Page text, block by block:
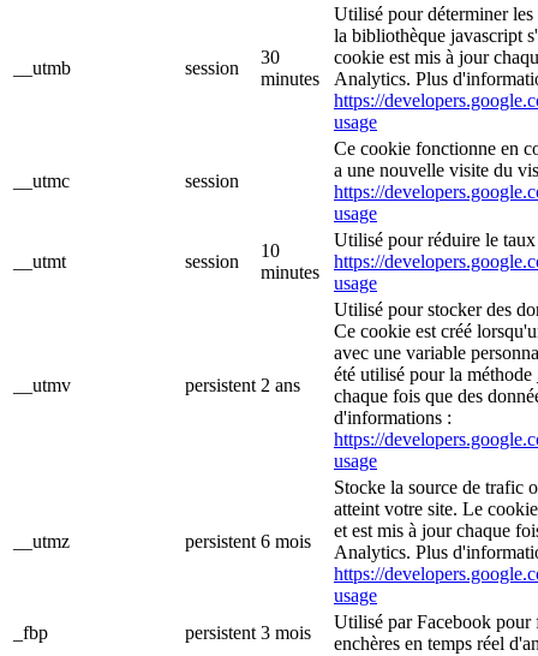
__utmb session
30
minutes
Utilisé pour déterminer les
la bibliothèque javascript
cookie est mis à jour
Analytics. Plus
https://
usage
__utmc session
Ce cookie fonctionne en
a une nouvelle visite du
https://
usage
__utmt session
10
minutes
Utilisé pour réduire le
https://
usage
__utmv persistent 2 ans
Utilisé pour stocker des
Ce cookie est créé
avec une variable
été utilisé pour la
chaque fois que des
d'informations :
https://
usage
__utmz persistent 6 mois
Stocke la source de trafic
atteint votre site. Le
et est mis à jour chaque
Analytics. Plus
https://
usage
_fbp
persistent 3 mois
Utilisé par Facebook pour
enchères en temps réel